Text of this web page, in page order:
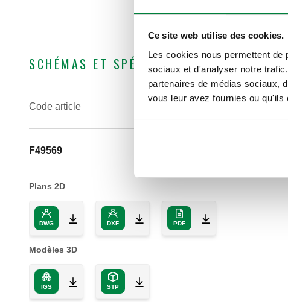
Ce site web utilise des cookies.
Les cookies nous permettent
sociaux et d'analyser notre
partenaires de médias sociaux,
vous leur avez fournies ou
SCHÉMAS ET SPÉCIFICATIONS
Code article
F49569
Plans 2D
DWG DXF PDF
Modèles 3D
IGS STP